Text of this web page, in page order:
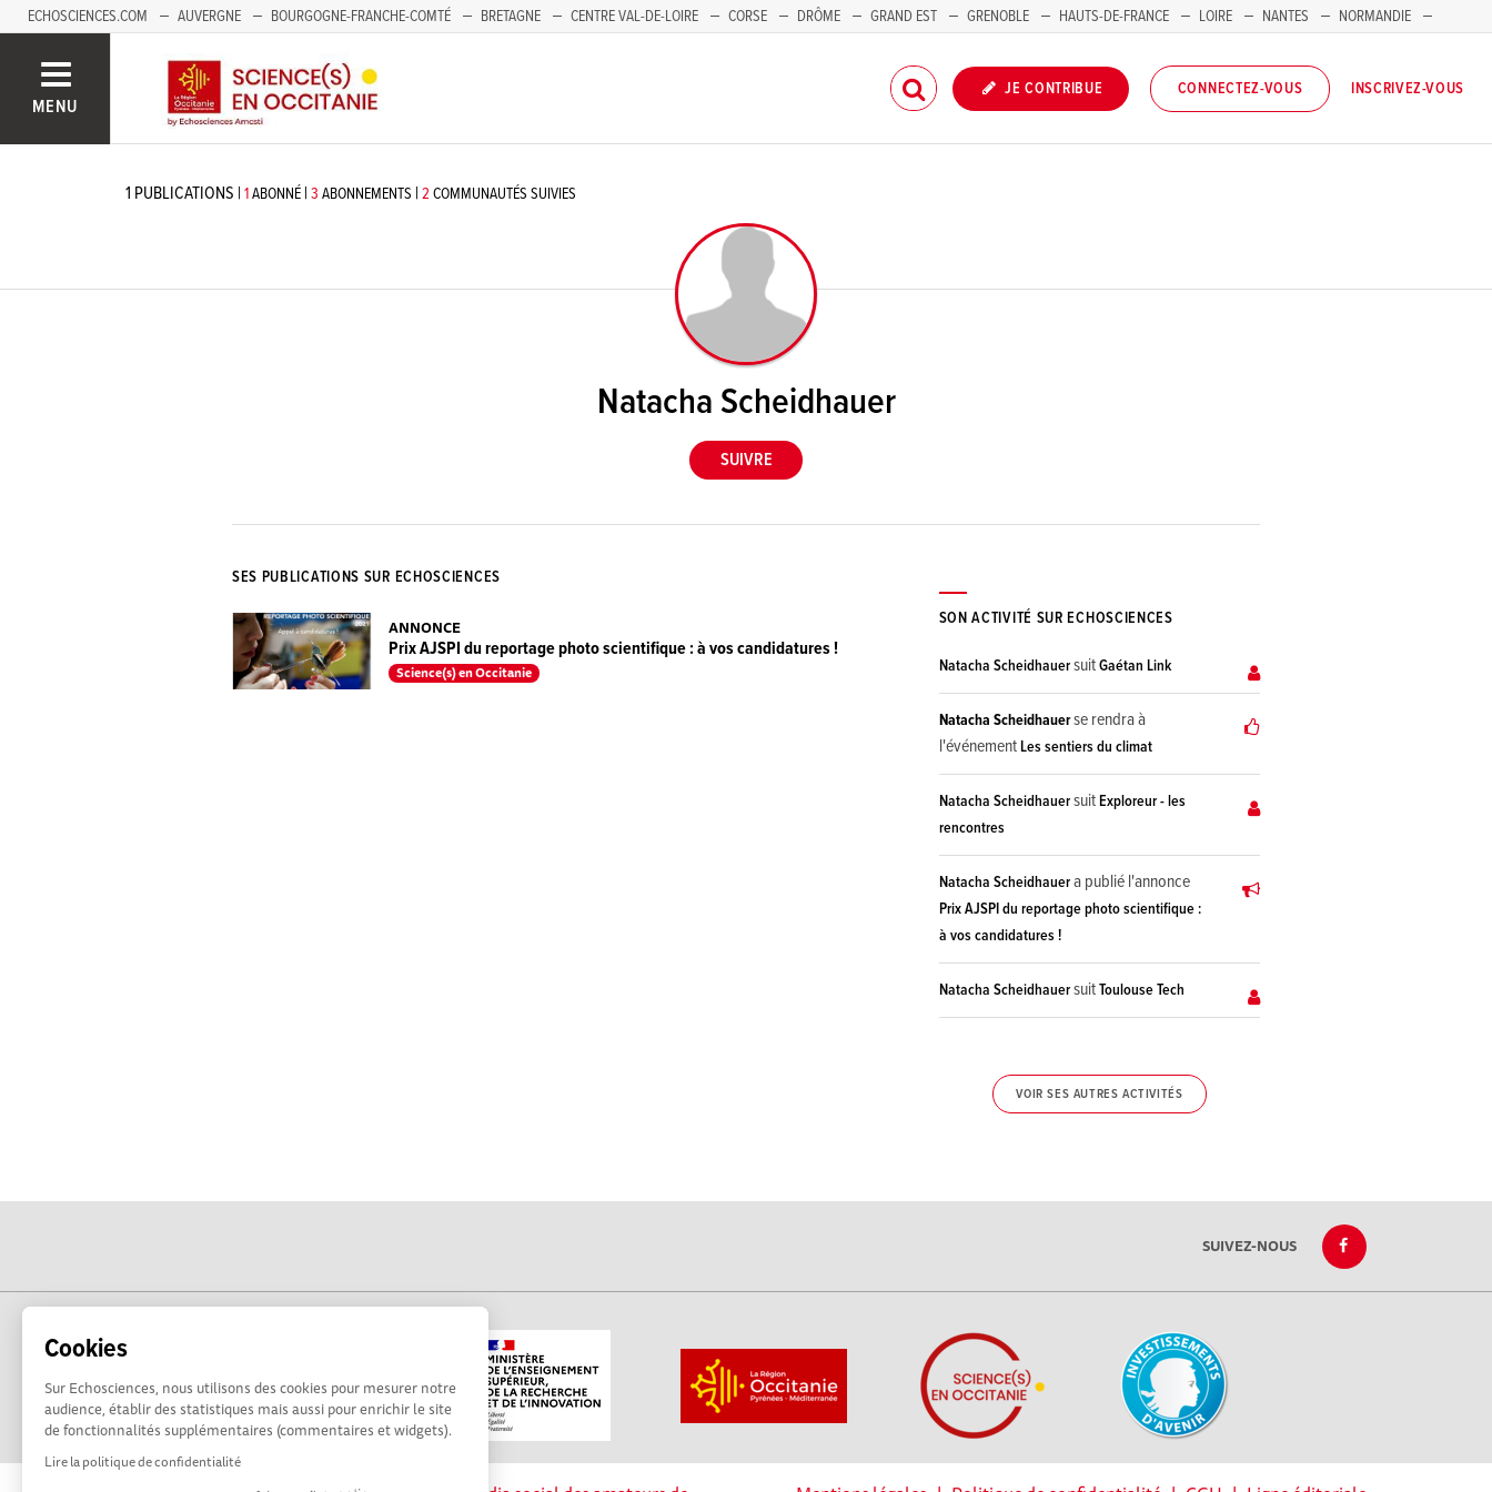
Cookies
Sur Echosciences, nous utilisons des cookies pour mesurer notre
audience, établir des statistiques mais aussi pour enrichir le site
de fonctionnalités supplémentaires (commentaires et widgets).
Lire la politique de confidentialité
ECHOSCIENCES.COM AUVERGNE BOURGOGNE-FRANCHE-COMTÉ BRETAGNE CENTRE VAL-DE-LOIRE CORSE DRÔME GRAND EST GRENOBLE HAUTS-DE-FRANCE LOIRE NANTES
NORMANDIE
MENU
JE CONTRIBUE CONNECTEZ-VOUS INSCRIVEZ-VOUS
1 PUBLICATIONS |1ABONNÉ |3 ABONNEMENTS |2 COMMUNAUTÉS SUIVIES
Natacha Scheidhauer
SES PUBLICATIONS SUR ECHOSCIENCES
ANNONCE
Prix AJSPI du reportage photo scientifique : à vos candidatures !
Science(s) en Occitanie
SON ACTIVITÉ SUR ECHOSCIENCES
Natacha ScheidhauersuitGaétan Link
Natacha Scheidhauerse rendra à
l'événementLes sentiers du climat
Natacha ScheidhauersuitExploreur - les
rencontres
Natacha Scheidhauera publié l'annonce
Prix AJSPI du reportage photo scientifique :
à vos candidatures !
Natacha ScheidhauersuitToulouse Tech
VOIR SES AUTRES ACTIVITÉS
SUIVEZ-NOUS